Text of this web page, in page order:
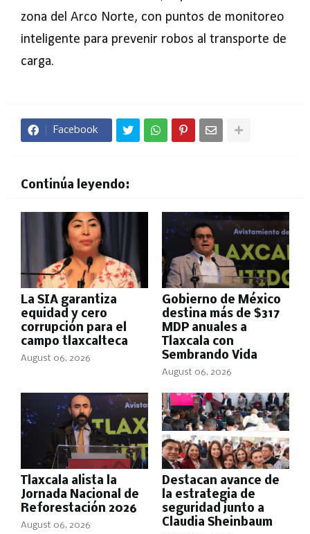
zona del Arco Norte, con puntos de monitoreo
inteligente para prevenir robos al transporte de
carga.
Facebook
Continúa leyendo:
La SIA garantiza
equidad y cero
corrupción para el
campo tlaxcalteca
August 06, 2026
Gobierno de México
destina más de $317
MDP anuales a
Tlaxcala con
Sembrando Vida
August 06, 2026
Tlaxcala alista la
Jornada Nacional de
Reforestación 2026
August 06, 2026
Destacan avance de
la estrategia de
seguridad junto a
Claudia Sheinbaum